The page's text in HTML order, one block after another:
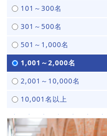
101～300名
301～500名
501～1,000名
1,001～2,000名
2,001～10,000名
10,001名以上